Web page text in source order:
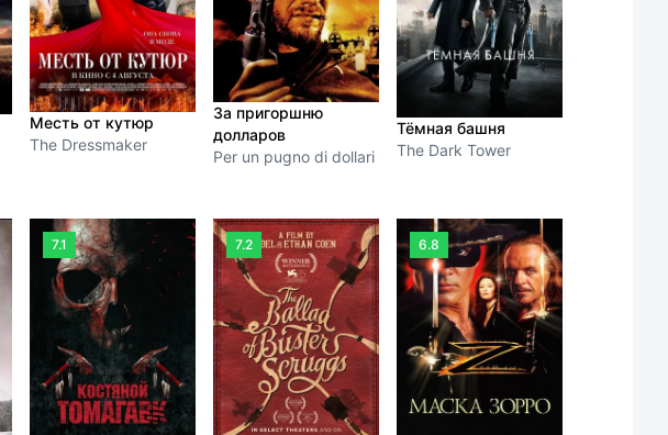
Месть от кутюр
The Dressmaker
За пригоршню
долларов
Per un pugno di dollari
Тёмная башня
The Dark Tower
7.1 7.2 6.8